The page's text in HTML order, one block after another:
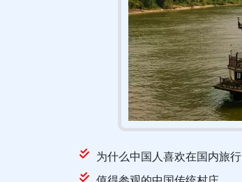
为什么中国人喜欢在国内旅行